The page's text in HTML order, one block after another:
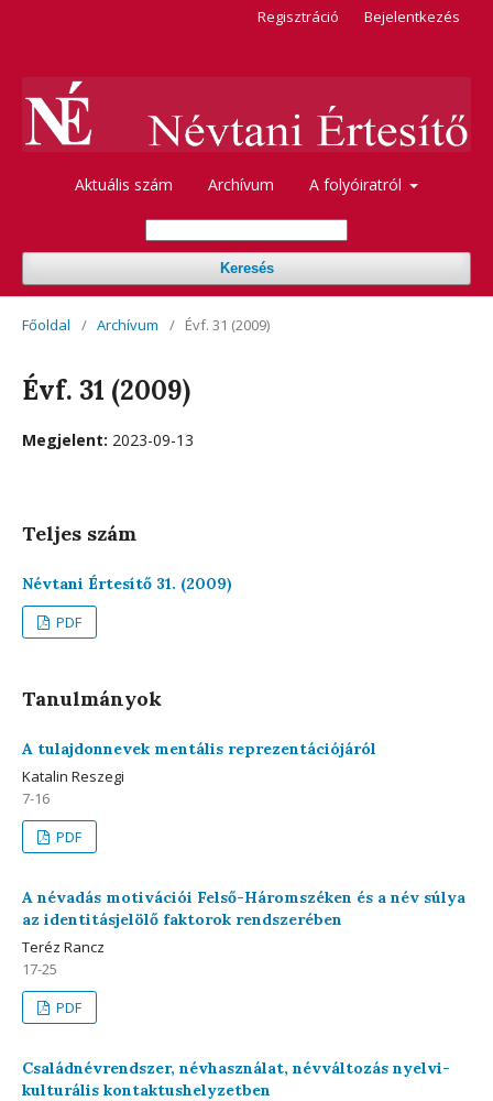
Aktuális szám Archívum A folyóiratról
Keresés
Regisztráció Bejelentkezés
Főoldal / Archívum / Évf. 31 (2009)
Évf. 31 (2009)
Megjelent: 2023-09-13
Teljes szám
Névtani Értesítő 31. (2009)
PDF
Tanulmányok
A tulajdonnevek mentális reprezentációjáról
Katalin Reszegi
7-16
PDF
A névadás motivációi Felső-Háromszéken és a név súlya
az identitásjelölő faktorok rendszerében
Teréz Rancz
17-25
PDF
Családnévrendszer, névhasználat, névváltozás nyelvi-
kulturális kontaktushelyzetben